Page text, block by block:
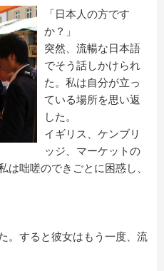
「日本人の方です
か？」
突然、流暢な日本語
でそう話しかけられ
た。私は自分が立っ
ている場所を思い返
した。
イギリス、ケンブリ
ッジ、マーケットの
は咄嗟のできごとに困惑し、
。すると彼女はもう一度、流